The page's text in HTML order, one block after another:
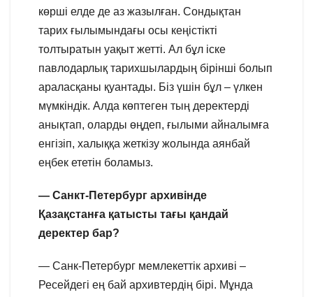
көрші елде де аз жазылған. Сондықтан
тарих ғылымындағы осы кеңістікті
толтыратын уақыт жетті. Ал бұл іске
павлодарлық тарихшылардың бірінші болып
араласқаны қуантады. Біз үшін бұл – үлкен
мүмкіндік. Алда көптеген тың деректерді
анықтап, оларды өңдеп, ғылыми айналымға
енгізіп, халыққа жеткізу жолында аянбай
еңбек ететін боламыз.
— Санкт-Петербург архивінде
Қазақстанға қатысты тағы қандай
деректер бар?
— Санк-Петербург мемлекеттік архиві –
Ресейдегі ең бай архивтердің бірі. Мұнда